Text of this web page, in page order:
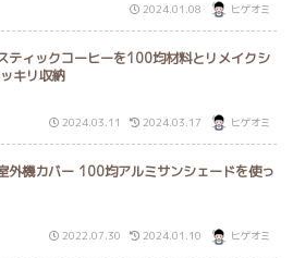
2024.01.08 ヒゲオミ
ティックコーヒーを100均材料とリメイクシ
キリ収納
2024.03.11 2024.03.17 ヒゲオミ
外機カバー 100均アルミサンシェードを使っ
2022.07.30 2024.01.10 ヒゲオミ